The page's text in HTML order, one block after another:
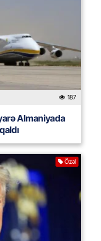
187
Almaniyada
Özəl